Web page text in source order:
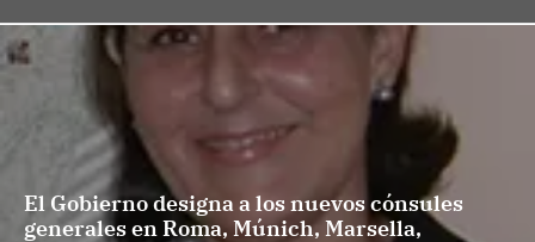
El Gobierno designa a los nuevos cónsules
generales en Roma, Múnich, Marsella,